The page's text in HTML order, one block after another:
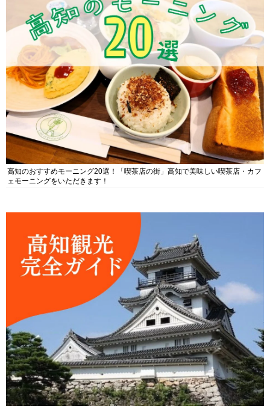
高知のおすすめモーニング20選！「喫茶店の街」高知で美味しい喫茶店・カフ
ェモーニングをいただきます！